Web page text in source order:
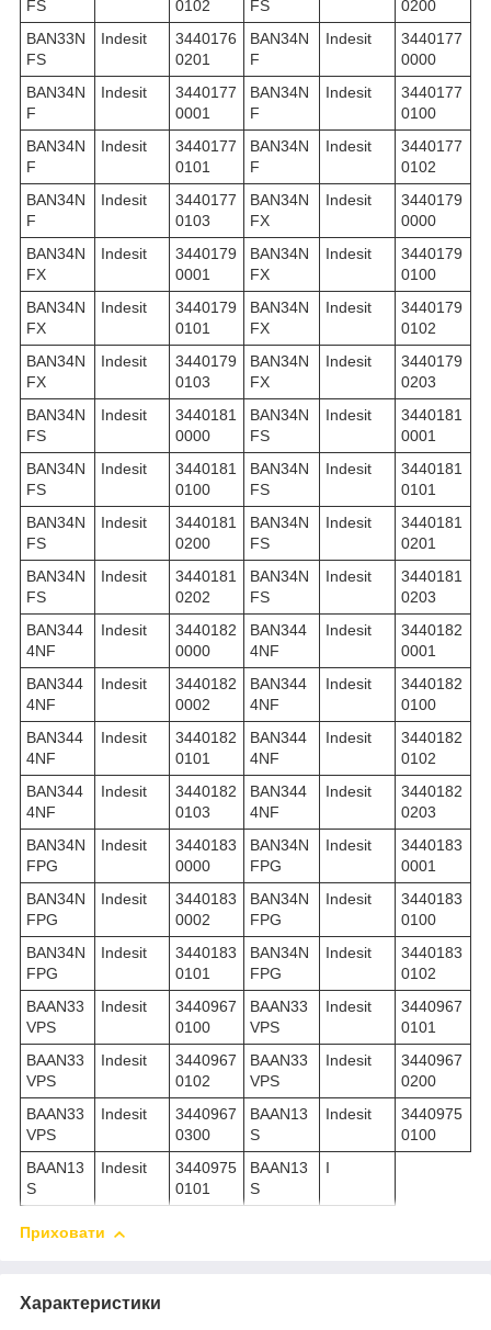
FS
0102
FS
0200
BAN33N
FS
Indesit
3440176
0201
BAN34N
F
Indesit
3440177
0000
BAN34N
F
Indesit
3440177
0001
BAN34N
F
Indesit
3440177
0100
BAN34N
F
Indesit
3440177
0101
BAN34N
F
Indesit
3440177
0102
BAN34N
F
Indesit
3440177
0103
BAN34N
FX
Indesit
3440179
0000
BAN34N
FX
Indesit
3440179
0001
BAN34N
FX
Indesit
3440179
0100
BAN34N
FX
Indesit
3440179
0101
BAN34N
FX
Indesit
3440179
0102
BAN34N
FX
Indesit
3440179
0103
BAN34N
FX
Indesit
3440179
0203
BAN34N
FS
Indesit
3440181
0000
BAN34N
FS
Indesit
3440181
0001
BAN34N
FS
Indesit
3440181
0100
BAN34N
FS
Indesit
3440181
0101
BAN34N
FS
Indesit
3440181
0200
BAN34N
FS
Indesit
3440181
0201
BAN34N
FS
Indesit
3440181
0202
BAN34N
FS
Indesit
3440181
0203
BAN344
4NF
Indesit
3440182
0000
BAN344
4NF
Indesit
3440182
0001
BAN344
4NF
Indesit
3440182
0002
BAN344
4NF
Indesit
3440182
0100
BAN344
4NF
Indesit
3440182
0101
BAN344
4NF
Indesit
3440182
0102
BAN344
4NF
Indesit
3440182
0103
BAN344
4NF
Indesit
3440182
0203
BAN34N
FPG
Indesit
3440183
0000
BAN34N
FPG
Indesit
3440183
0001
BAN34N
FPG
Indesit
3440183
0002
BAN34N
FPG
Indesit
3440183
0100
BAN34N
FPG
Indesit
3440183
0101
BAN34N
FPG
Indesit
3440183
0102
BAAN33
VPS
Indesit
3440967
0100
BAAN33
VPS
Indesit
3440967
0101
BAAN33
VPS
Indesit
3440967
0102
BAAN33
VPS
Indesit
3440967
0200
BAAN33
VPS
Indesit
3440967
0300
BAAN13
S
Indesit
3440975
0100
BAAN13
S
Indesit
3440975
0101
BAAN13
S
I
Приховати
Характеристики